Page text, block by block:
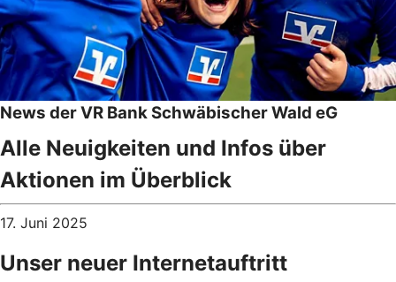
News der VR Bank Schwäbischer Wald eG
Alle Neuigkeiten und Infos über
Aktionen im Überblick
17. Juni 2025
Unser neuer Internetauftritt